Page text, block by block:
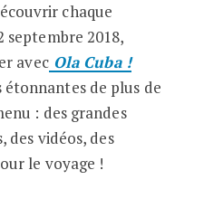
chaque
septembre 2018,
avecOla Cuba !
de plus de
: des grandes
des vidéos, des
le voyage !